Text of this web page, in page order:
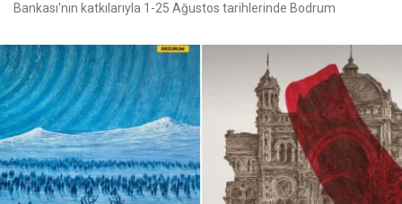
Bankası'nın katkılarıyla 1-25 Ağustos tarihlerinde Bodrum